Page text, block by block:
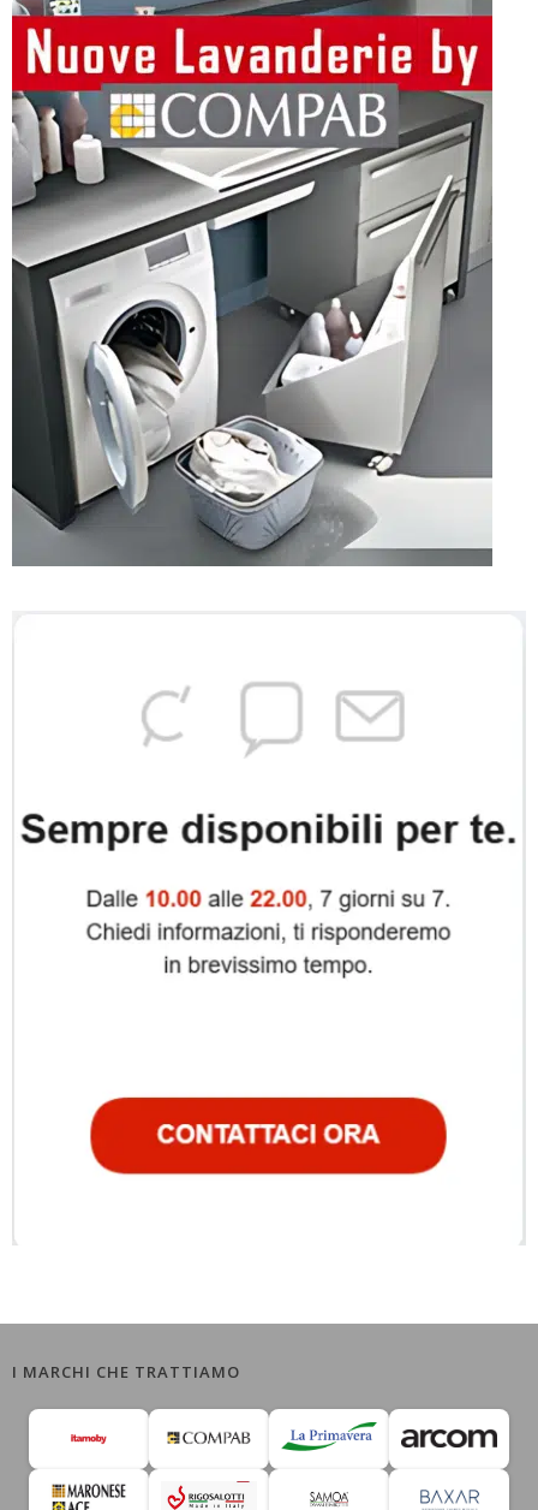
I MARCHI CHE TRATTIAMO